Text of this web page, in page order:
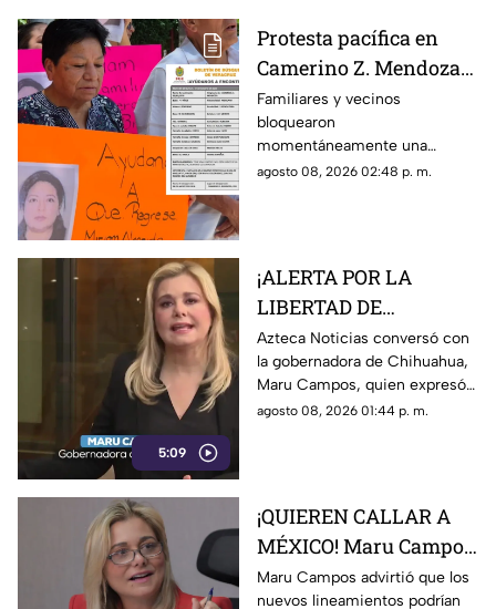
Protesta pacífica en
Camerino Z. Mendoza
por desaparición de
comerciante; ¿qué exige
su familia?
Familiares y vecinos
bloquearon
momentáneamente una
avenida de Camerino Z.
agosto 08, 2026 02:48 p. m.
5:09
¡ALERTA POR LA
LIBERTAD DE
EXPRESIÓN! Maru
Campos advierte
posibles riesgos por
nuevos lineamientos
Azteca Noticias conversó con
la gobernadora de Chihuahua,
Maru Campos, quien expresó
su preocupación por los
agosto 08, 2026 01:44 p. m.
¡QUIEREN CALLAR A
MÉXICO! Maru Campos
alerta por nuevos
Maru Campos advirtió que los
nuevos lineamientos podrían